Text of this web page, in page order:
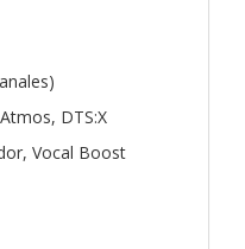
DTS:X
Vocal Boost